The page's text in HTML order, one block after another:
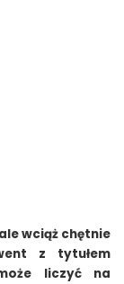
wciąż chętnie
z tytułem
liczyć na